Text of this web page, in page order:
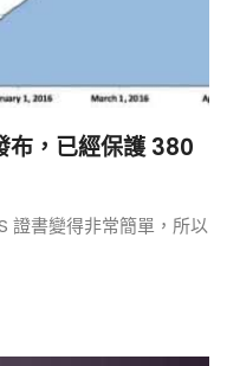
，已經保護 380
證書變得非常簡單，所以